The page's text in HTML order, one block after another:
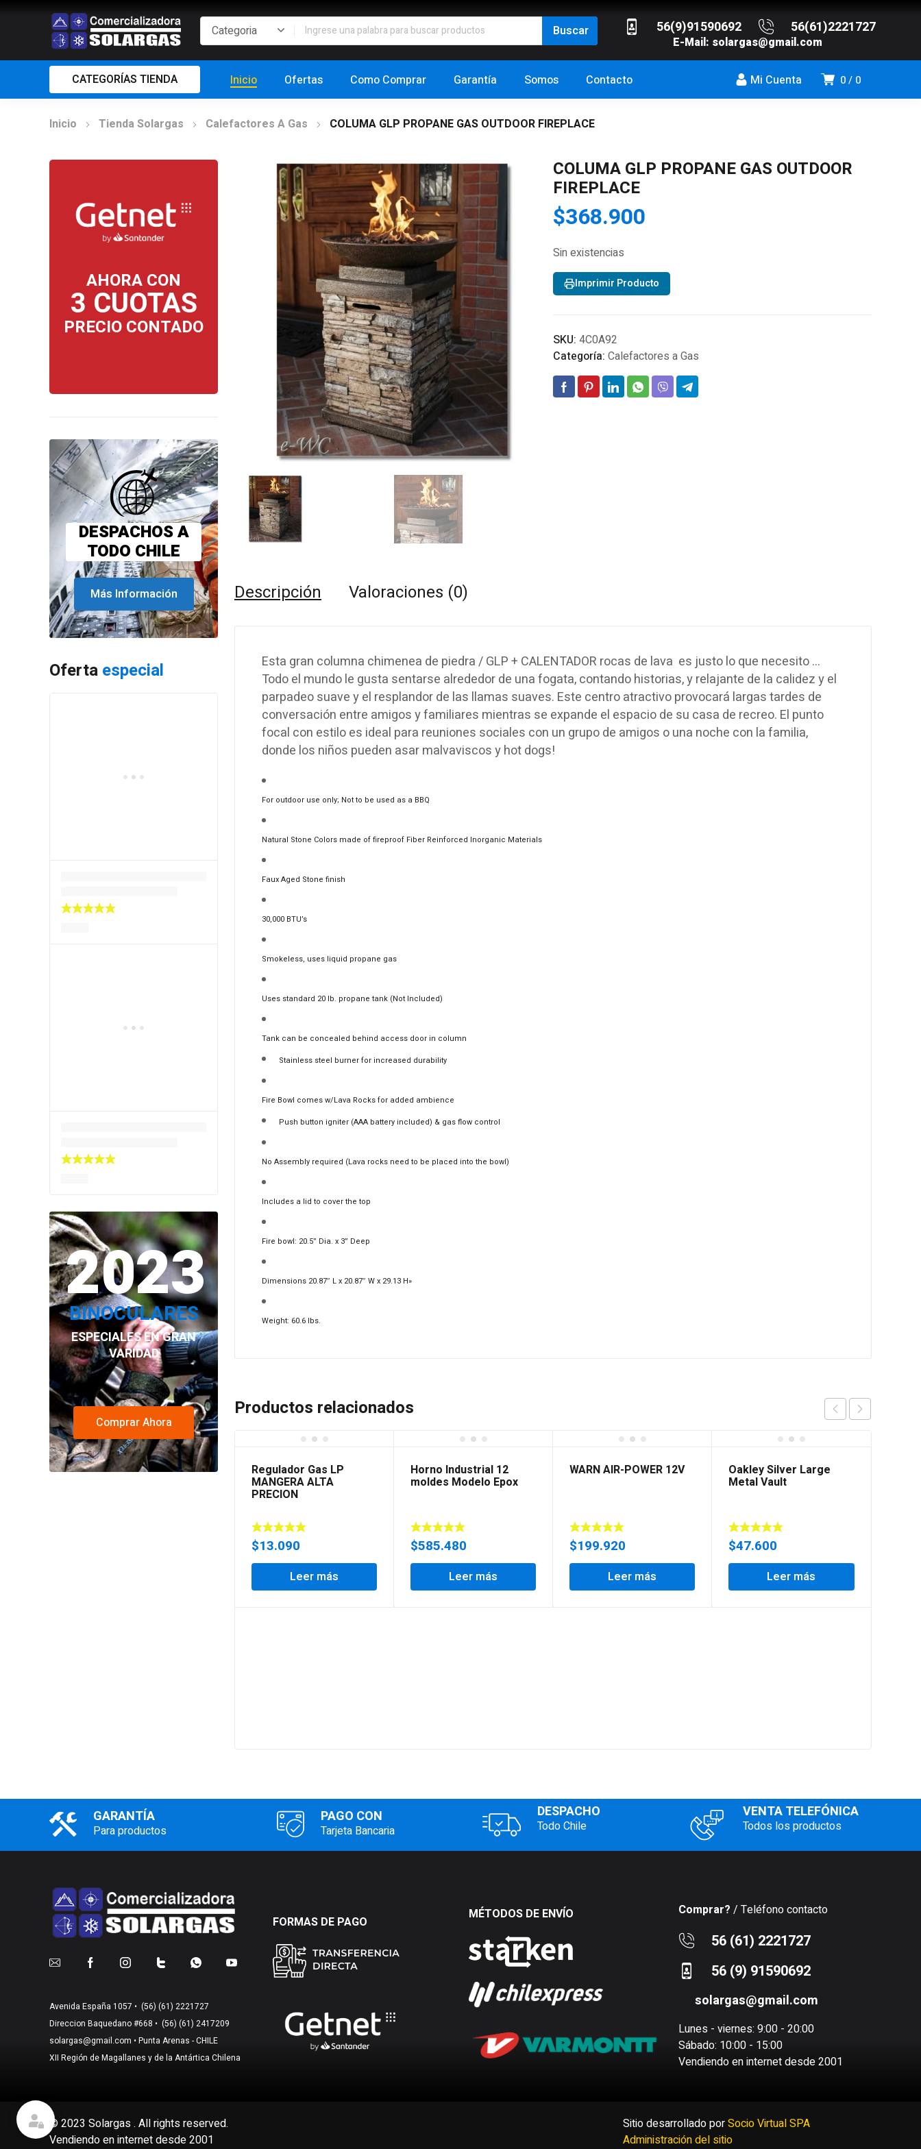
56(9)91590692 56(61)2221727
E-Mail: solargas@gmail.com
0 0
Mi Cuenta
CATEGORÍAS TIENDA Inicio Ofertas Como Comprar Garantía Somos Contacto
Inicio Tienda Solargas Calefactores A Gas COLUMA GLP PROPANE GAS OUTDOOR FIREPLACE
AHORA CON
3 CUOTAS
PRECIO CONTADO
DESPACHOS A
TODO CHILE
Más Información
Oferta especial
2023
BINOCULARES
ESPECIALES EN GRAN
VARIDAD
Comprar Ahora
COLUMA GLP PROPANE GAS OUTDOOR
FIREPLACE
$368.900
Sin existencias
Imprimir Producto
SKU: 4C0A92
Categoría: Calefactores a Gas
Descripción Valoraciones (0)
Esta gran columna chimenea de piedra / GLP + CALENTADOR rocas de lava es justo lo que necesito …
Todo el mundo le gusta sentarse alrededor de una fogata, contando historias, y relajante de la calidez y el
parpadeo suave y el resplandor de las llamas suaves. Este centro atractivo provocará largas tardes de
conversación entre amigos y familiares mientras se expande el espacio de su casa de recreo. El punto
focal con estilo es ideal para reuniones sociales con un grupo de amigos o una noche con la familia,
donde los niños pueden asar malvaviscos y hot dogs!
For outdoor use only; Not to be used as a BBQ
Natural Stone Colors made of fireproof Fiber Reinforced Inorganic Materials
Faux Aged Stone finish
30,000 BTU’s
Smokeless, uses liquid propane gas
Uses standard 20 lb. propane tank (Not Included)
Tank can be concealed behind access door in column
Stainless steel burner for increased durability
Fire Bowl comes w/Lava Rocks for added ambience
Push button igniter (AAA battery included) & gas flow control
No Assembly required (Lava rocks need to be placed into the bowl)
Includes a lid to cover the top
Fire bowl: 20.5” Dia. x 3” Deep
Dimensions 20.87″ L x 20.87″ W x 29.13 H»
Weight: 60.6 lbs.
Productos relacionados
Regulador Gas LP
MANGERA ALTA
PRECION
$13.090
Leer más
Horno Industrial 12
moldes Modelo Epox
$585.480
Leer más
WARN AIR-POWER 12V
$199.920
Leer más
Oakley Silver Large
Metal Vault
$47.600
Leer más
GARANTÍA
Para productos
PAGO CON
Tarjeta Bancaria
DESPACHO
Todo Chile
VENTA TELEFÓNICA
Todos los productos
Avenida España 1057 • (56) (61) 2221727
Direccion Baquedano #668 • (56) (61) 2417209
solargas@gmail.com • Punta Arenas - CHILE
XII Región de Magallanes y de la Antártica Chilena
FORMAS DE PAGO MÉTODOS DE ENVÍO Comprar? / Teléfono contacto
56 (61) 2221727
56 (9) 91590692
solargas@gmail.com
Lunes - viernes: 9:00 - 20:00
Sábado: 10:00 - 15:00
Vendiendo en internet desde 2001
© 2023 Solargas . All rights reserved.
Vendiendo en internet desde 2001
Sitio desarrollado porSocio Virtual SPA
Administración del sitio